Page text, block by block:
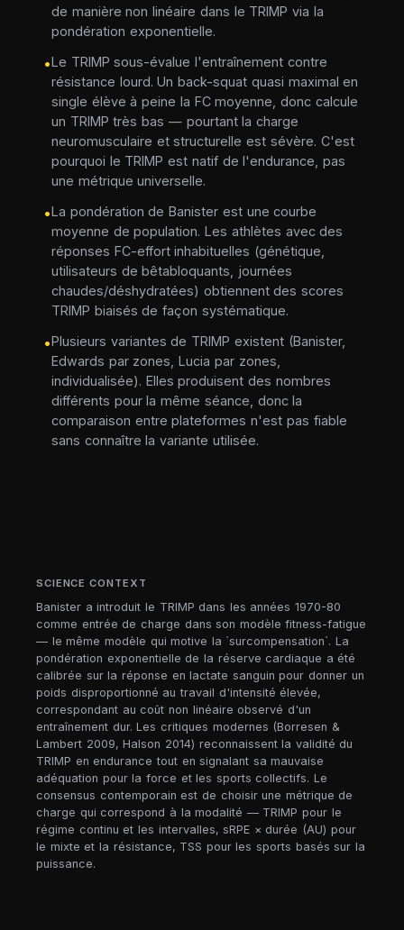
de manière non linéaire dans le TRIMP via la
pondération exponentielle.
•Le TRIMP sous-évalue l'entraînement contre
résistance lourd. Un back-squat quasi maximal en
single élève à peine la FC moyenne, donc calcule
un TRIMP très bas — pourtant la charge
neuromusculaire et structurelle est sévère. C'est
pourquoi le TRIMP est natif de l'endurance, pas
une métrique universelle.
•La pondération de Banister est une courbe
moyenne de population. Les athlètes avec des
réponses FC-effort inhabituelles (génétique,
utilisateurs de bêtabloquants, journées
chaudes/déshydratées) obtiennent des scores
TRIMP biaisés de façon systématique.
•Plusieurs variantes de TRIMP existent (Banister,
Edwards par zones, Lucia par zones,
individualisée). Elles produisent des nombres
différents pour la même séance, donc la
comparaison entre plateformes n'est pas fiable
sans connaître la variante utilisée.
SCIENCE CONTEXT
Banister a introduit le TRIMP dans les années 1970-80
comme entrée de charge dans son modèle fitness-fatigue
— le même modèle qui motive la `surcompensation`. La
pondération exponentielle de la réserve cardiaque a été
calibrée sur la réponse en lactate sanguin pour donner un
poids disproportionné au travail d'intensité élevée,
correspondant au coût non linéaire observé d'un
entraînement dur. Les critiques modernes (Borresen &
Lambert 2009, Halson 2014) reconnaissent la validité du
TRIMP en endurance tout en signalant sa mauvaise
adéquation pour la force et les sports collectifs. Le
consensus contemporain est de choisir une métrique de
charge qui correspond à la modalité — TRIMP pour le
régime continu et les intervalles, sRPE × durée (AU) pour
le mixte et la résistance, TSS pour les sports basés sur la
puissance.